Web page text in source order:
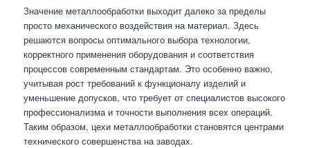
Значение металлообработки выходит далеко за пределы
просто механического воздействия на материал. Здесь
решаются вопросы оптимального выбора технологии,
корректного применения оборудования и соответствия
процессов современным стандартам. Это особенно важно,
учитывая рост требований к функционалу изделий и
уменьшение допусков, что требует от специалистов высокого
профессионализма и точности выполнения всех операций.
Таким образом, цехи металлообработки становятся центрами
технического совершенства на заводах.